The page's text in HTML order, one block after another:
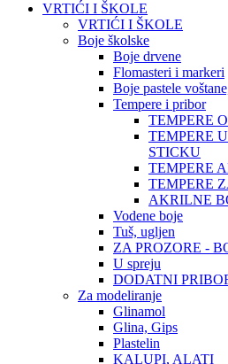
VRTIĆI I ŠKOLE
VRTIĆI I ŠKOLE
Boje školske
Boje drvene
Flomasteri i markeri
Boje pastele
Tempere i pribor
TEMPERE
TEMPERE
STICKU
TEMPERE
TEMPERE
AKRILNE
Vodene boje
Tuš, ugljen
ZA PROZORE -
U spreju
DODATNI
Za modeliranje
Glinamol
Glina, Gips
Plastelin
KALUPI, ALATI